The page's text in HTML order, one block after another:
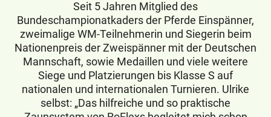
Seit 5 Jahren Mitglied des
Bundeschampionatkaders der Pferde Einspänner,
zweimalige WM-Teilnehmerin und Siegerin beim
Nationenpreis der Zweispänner mit der Deutschen
Mannschaft, sowie Medaillen und viele weitere
Siege und Platzierungen bis Klasse S auf
nationalen und internationalen Turnieren. Ulrike
selbst: „Das hilfreiche und so praktische